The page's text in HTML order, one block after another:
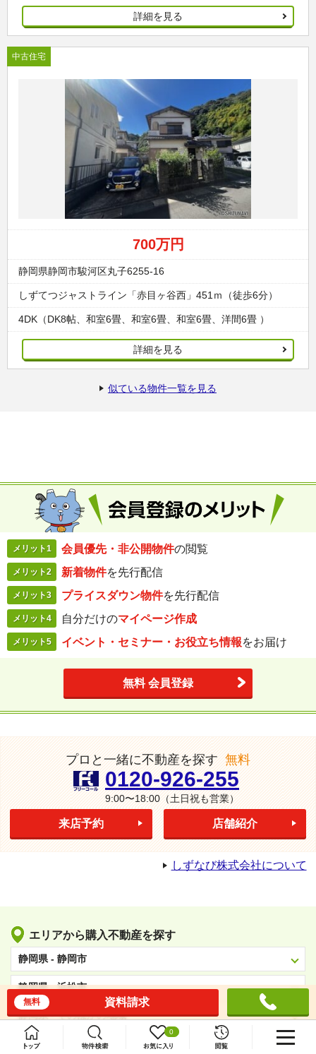
0
詳細を見る
中古住宅
700万円
静岡県静岡市駿河区丸子6255-16
しずてつジャストライン「赤目ヶ谷西」451ｍ（徒歩6分）
4DK（DK8帖、和室6畳、和室6畳、和室6畳、洋間6畳 ）
詳細を見る
似ている物件一覧を見る
メリット1 会員優先・ 非公開物件の閲覧
メリット2 新着物件を先行配信
メリット3 プライスダウン物件を先行配信
メリット4 自分だけのマイページ作成
メリット5 イベント・セミナー・ お役立ち情報をお届け
無料 会員登録
プロと一緒に不動産を探す 無料
0120-926-255
9:00〜18:00（土日祝も営業）
来店予約 店舗紹介
しずなび株式会社について
エリアから購入不動産を探す
静岡県 - 静岡市
静岡県 - 浜松市
静岡県 - そのほかの地域
人気のキーワードから購入不動産を探す
資料請求
無料